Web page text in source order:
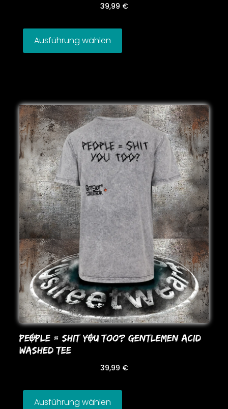
39,99 €
Ausführung wählen
PEOPLE = SHIT YOU Too? GENTLEMEN ACID
WASHED TEE
39,99 €
Ausführung wählen